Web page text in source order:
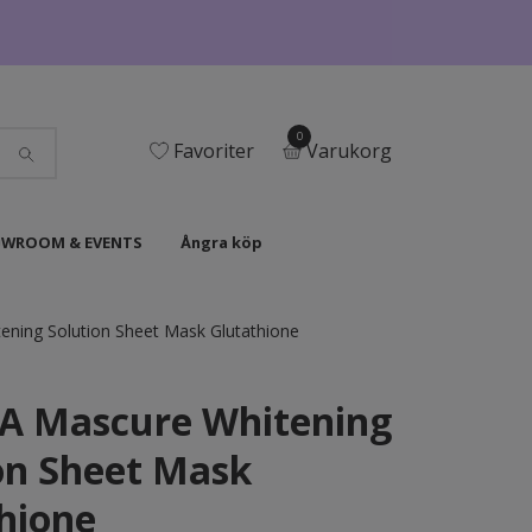
Favoriter
0
Varukorg
& EVENTS Ångra köp
Solution Sheet Mask Glutathione
Mascure Whitening
Sheet Mask